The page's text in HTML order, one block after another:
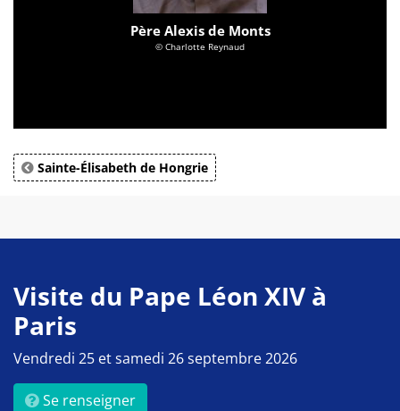
Père Alexis de Monts
© Charlotte Reynaud
Sainte-Élisabeth de Hongrie
Visite du Pape Léon XIV à
Paris
Vendredi 25 et samedi 26 septembre 2026
Se renseigner